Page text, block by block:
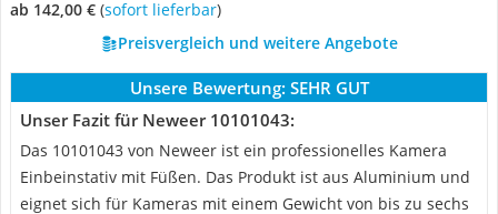
ab 142,00 € ( Sofort lieferbar)
Preisvergleich und weitere Angebote
Unsere Bewertung: SEHR GUT
Unser Fazit für Neweer 10101043:
Das 10101043 von Neweer ist ein professionelles Kamera
Einbeinstativ mit Füßen. Das Produkt ist aus Aluminium und
eignet sich für Kameras mit einem Gewicht von bis zu sechs